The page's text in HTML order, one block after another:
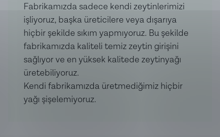
sunumlarında "altın dokunuş" olarak tercih edin.
Et Yemekleri:Özellikle tavuk ve beyaz et
marinasyonlarında ya da servis anında lezzet
derinliğini artırmak için kullanın.
Mezeler:Humus, cacık veya avokadolu tariflerinize
gurme bir narenciye notu ekleyin.
Fabrikamızda sadece kendi zeytinlerimizi
işliyoruz, başka üreticilere veya dışarıya
hiçbir şekilde sıkım yapmıyoruz. Bu şekilde
fabrikamızda kaliteli temiz zeytin girişini
sağlıyor ve en yüksek kalitede zeytinyağı
üretebiliyoruz.
Kendi fabrikamızda üretmediğimiz hiçbir
yağı şişelemiyoruz.